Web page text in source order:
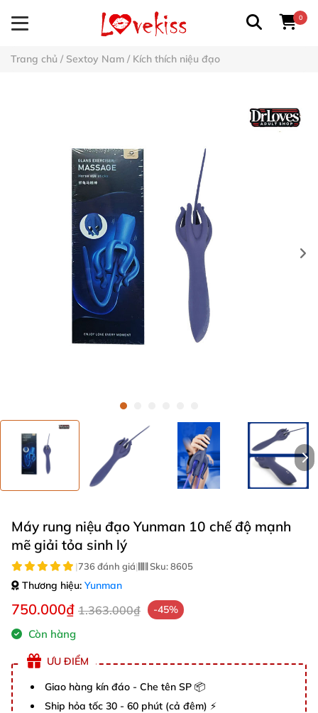
0
Trang chủ / Sextoy Nam / Kích thích niệu đạo
Máy rung niệu đạo Yunman 10 chế độ mạnh
mẽ giải tỏa sinh lý
|736 đánh giá| Sku:8605
Thương hiệu: Yunman
750.000₫ 1.363.000₫ -45%
Còn hàng
ƯU ĐIỂM
Giao hàng kín đáo - Che tên SP 📦
Ship hỏa tốc 30 - 60 phút (cả đêm) ⚡